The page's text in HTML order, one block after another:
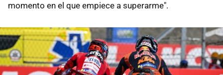
momento en el que empiece a superarme".